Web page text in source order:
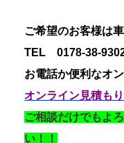
ご希望のお客様は
TEL 0178-38-
お電話か便利なオ
オンライン見積も
ご相談だけでもよ
い！！